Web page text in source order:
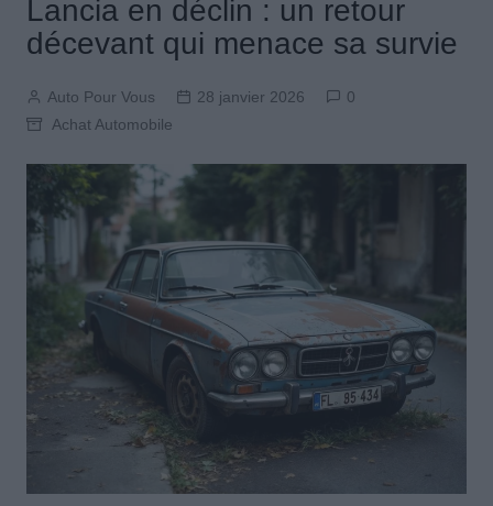
Lancia en déclin : un retour
décevant qui menace sa survie
Auto Pour Vous 28 janvier 2026
0
Achat Automobile